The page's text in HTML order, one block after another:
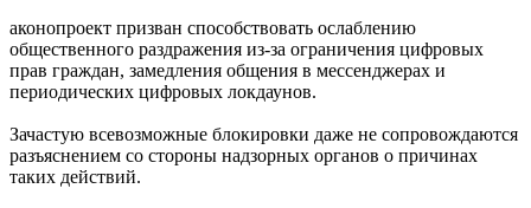
аконопроект призван способствовать ослаблению
общественного раздражения из-за ограничения цифровых
прав граждан, замедления общения в мессенджерах и
периодических цифровых локдаунов.
Зачастую всевозможные блокировки даже не сопровождаются
разъяснением со стороны надзорных органов о причинах
таких действий.